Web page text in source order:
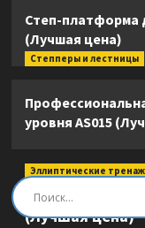
Степ-платформа
(Лучшая цена)
Степперы и лестницы
уровня AS015
Эллиптические
(Лучшая цена)